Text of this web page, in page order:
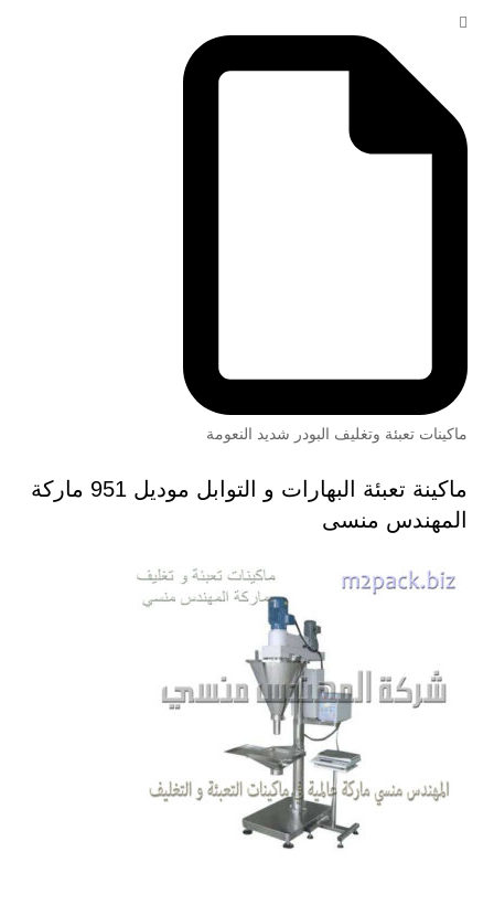
ماكينات تعبئة وتغليف البودر شديد النعومة
ماكينة تعبئة البهارات و التوابل موديل 951 ماركة
المهندس منسى